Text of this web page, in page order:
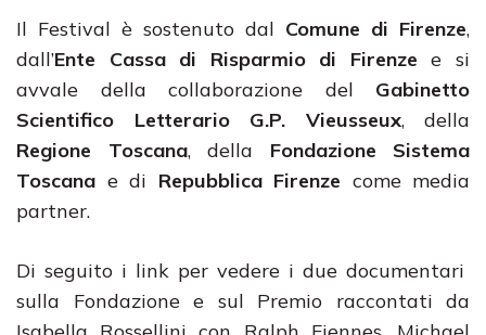
Il Festival è sostenuto dal Comune di Firenze,
dall’Ente Cassa di Risparmio di Firenze e si
avvale della collaborazione del Gabinetto
Scientifico Letterario G.P. Vieusseux, della
Regione Toscana, della Fondazione Sistema
Toscana e di Repubblica Firenze come media
partner.
Di seguito i link per vedere i due documentari
sulla Fondazione e sul Premio raccontati da